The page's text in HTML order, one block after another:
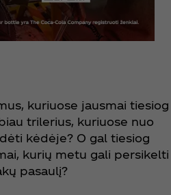
kuriuose jausmai tiesiog
trilerius, kuriuose nuo
kėdėje? O gal tiesiog
kurių metu gali persikelti
pasaulį?